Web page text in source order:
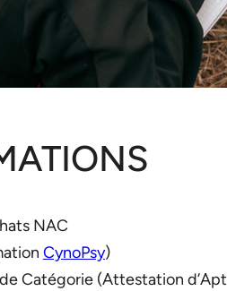
NAC
CynoPsy)
Catégorie (Attestation